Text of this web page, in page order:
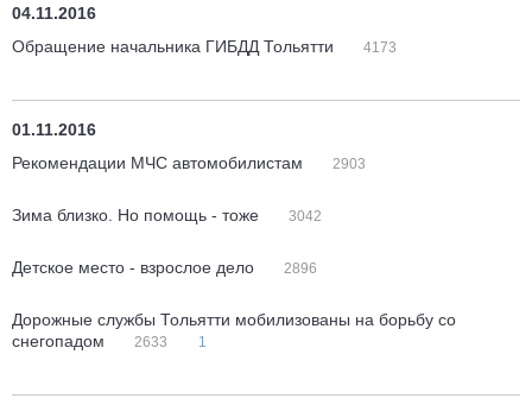
04.11.2016
Обращение начальника ГИБДД Тольятти
4173
01.11.2016
Рекомендации МЧС автомобилистам
2903
Зима близко. Но помощь - тоже 3042
Детское место - взрослое дело 2896
Дорожные службы Тольятти мобилизованы на борьбу со
снегопадом
2633 1